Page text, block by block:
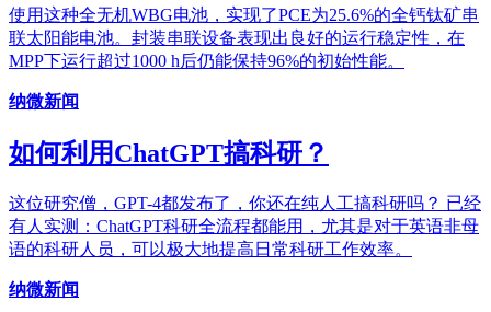
使用这种全无机WBG电池，实现了PCE为25.6%的全钙钛矿串
联太阳能电池。封装串联设备表现出良好的运行稳定性，在
MPP下运行超过1000 h后仍能保持96%的初始性能。
纳微新闻
如何利用ChatGPT搞科研？
这位研究僧，GPT-4都发布了，你还在纯人工搞科研吗？ 已经
有人实测：ChatGPT科研全流程都能用，尤其是对于英语非母
语的科研人员，可以极大地提高日常科研工作效率。
纳微新闻